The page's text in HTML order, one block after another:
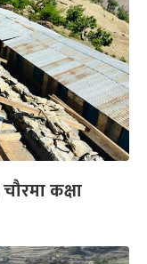
कक्षा